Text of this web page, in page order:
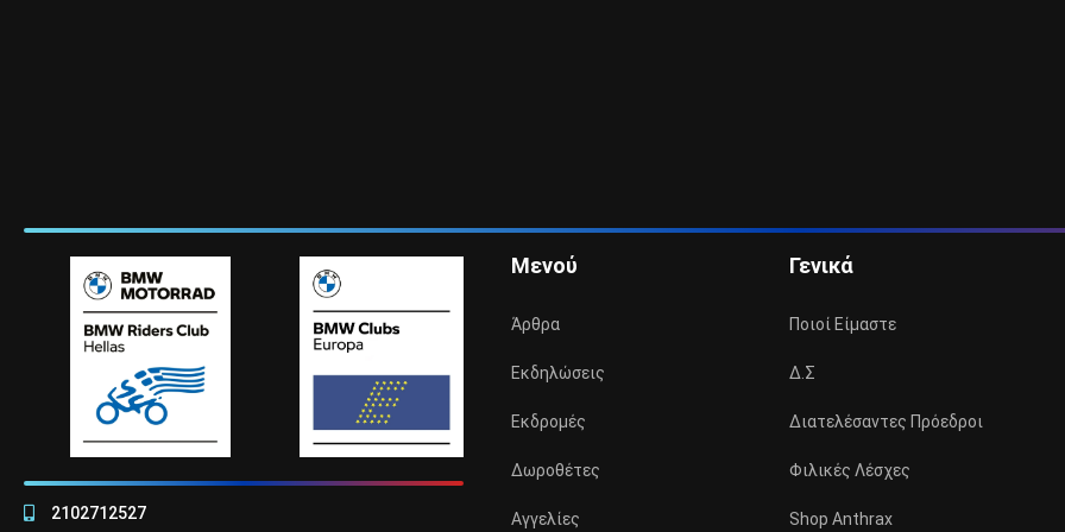
2102712527
Μενού
Άρθρα
Εκδηλώσεις
Εκδρομές
Δωροθέτες
Αγγελίες
Γενικά
Ποιοί Είμαστε
Δ.Σ
Διατελέσαντες Πρόεδροι
Φιλικές Λέσχες
Shop Anthrax